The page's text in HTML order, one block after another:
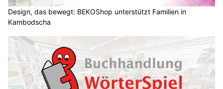
Design, das bewegt: BEKOShop unterstützt Familien in
Kambodscha